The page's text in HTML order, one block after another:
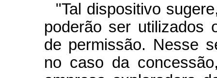
"Tal dispositivo
poderão ser utilizados
de permissão. Nesse
no caso da